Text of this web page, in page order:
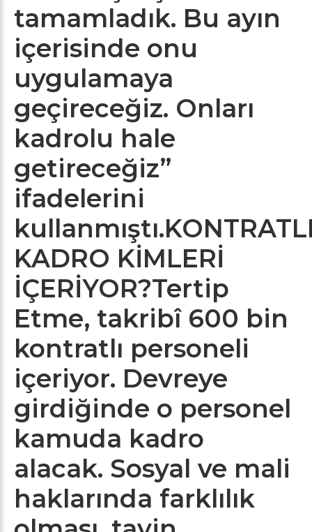
tamamladık. Bu ayın
içerisinde onu
uygulamaya
geçireceğiz. Onları
kadrolu hale
getireceğiz”
ifadelerini
kullanmıştı.
KADRO KİMLERİ
İÇERİYOR?Tertip
Etme, takribî 600 bin
kontratlı personeli
içeriyor. Devreye
girdiğinde o personel
kamuda kadro
alacak. Sosyal ve mali
haklarında farklılık